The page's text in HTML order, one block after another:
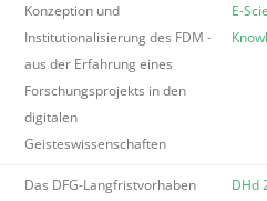
Konzeption und
Institutionalisierung des FDM -
aus der Erfahrung eines
Forschungsprojekts in den
digitalen
Geisteswissenschaften
E-
Das DFG-Langfristvorhaben
DHd